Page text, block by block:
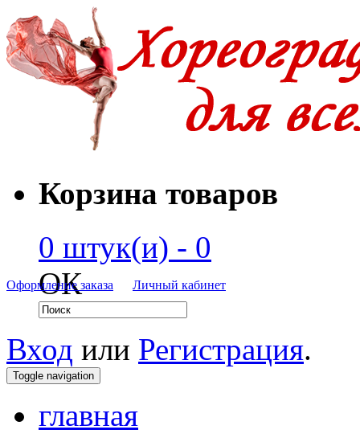
Корзина товаров
0 штук(и) - 0
ОК
Вход или Регистрация.
Оформление заказа Личный кабинет
Toggle navigation
главная